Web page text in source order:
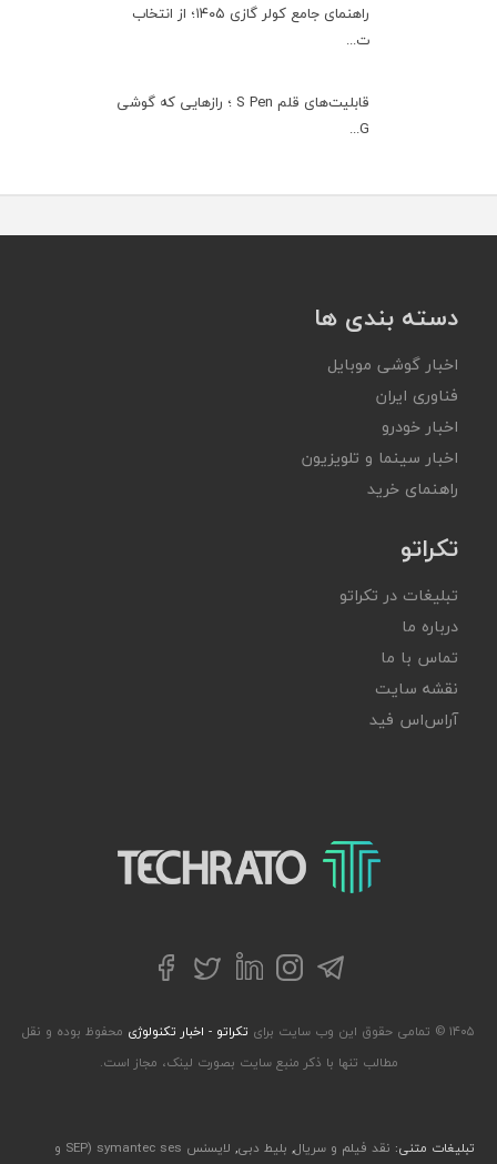
راهنمای جامع کولر گازی ۱۴۰۵؛ از انتخاب
ت...
قابلیت‌های قلم S Pen ؛ رازهایی که گوشی
G...
دسته بندی ها
اخبار گوشی موبایل
فناوری ایران
اخبار خودرو
اخبار سینما و تلویزیون
راهنمای خرید
تکراتو
تبلیغات در تکراتو
درباره ما
تماس با ما
نقشه سایت
آر‌اس‌اس فید
تکراتو – زندگی با تکنولوژی
تلگراماینستاگرام
لینکداینتوییترفیسبوک
۱۴۰۵ © تمامی حقوق این وب سایت برای تکراتو - اخبار تکنولوژی محفوظ بوده و نقل
مطالب تنها با ذکر منبع سایت بصورت لینک، مجاز است.
تبلیغات متنی: نقد فیلم و سریال, بلیط دبی, لایسنس symantec ses (SEP و